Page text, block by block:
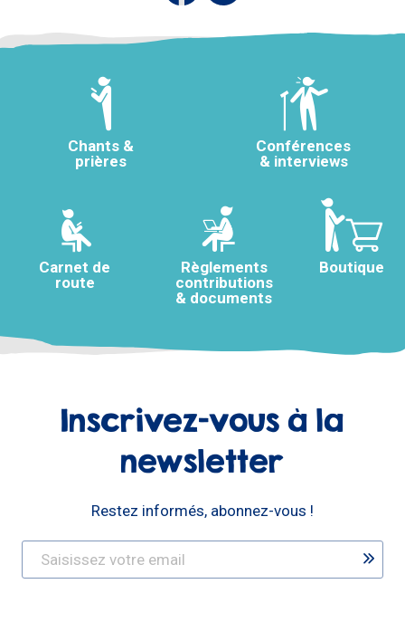
Chants &
prières
Conférences
& interviews
Carnet de
route
Règlements
contributions
& documents
Boutique
Inscrivez-vous à la
newsletter
Restez informés, abonnez-vous !